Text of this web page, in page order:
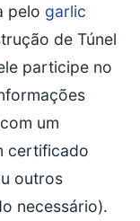
pelo garlic
de Túnel
participe no
um
certificado
outros
necessário).